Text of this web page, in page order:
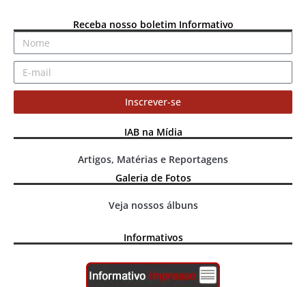
Receba nosso boletim Informativo
Inscrever-se
IAB na Mídia
Artigos, Matérias e Reportagens
Galeria de Fotos
Veja nossos álbuns
Informativos